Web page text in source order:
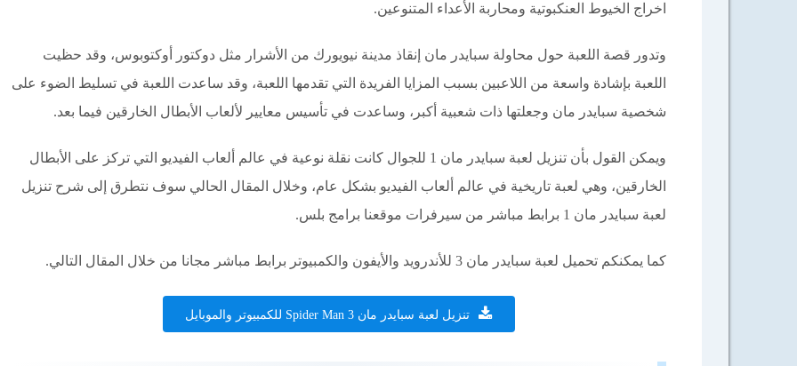
اخراج الخيوط العنكبوتية ومحاربة الأعداء المتنوعين.
وتدور قصة اللعبة حول محاولة سبايدر مان إنقاذ مدينة نيويورك من الأشرار مثل دوكتور أوكتوبوس، وقد حظيت
اللعبة بإشادة واسعة من اللاعبين بسبب المزايا الفريدة التي تقدمها اللعبة، وقد ساعدت اللعبة في تسليط الضوء على
شخصية سبايدر مان وجعلتها ذات شعبية أكبر، وساعدت في تأسيس معايير لألعاب الأبطال الخارقين فيما بعد.
ويمكن القول بأن تنزيل لعبة سبايدر مان 1 للجوال كانت نقلة نوعية في عالم ألعاب الفيديو التي تركز على الأبطال
الخارقين، وهي لعبة تاريخية في عالم ألعاب الفيديو بشكل عام، وخلال المقال الحالي سوف نتطرق إلى شرح تنزيل
لعبة سبايدر مان 1 برابط مباشر من سيرفرات موقعنا برامج بلس.
كما يمكنكم تحميل لعبة سبايدر مان 3 للأندرويد والأيفون والكمبيوتر برابط مباشر مجانا من خلال المقال التالي.
تنزيل لعبة سبايدر مان 3 Spider Man للكمبيوتر والموبايل